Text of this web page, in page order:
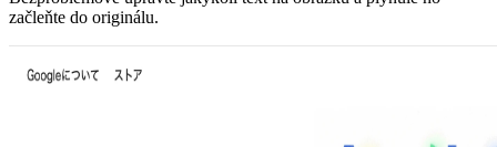
začleňte do originálu.